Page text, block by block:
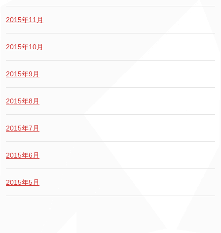
2015年11月
2015年10月
2015年9月
2015年8月
2015年7月
2015年6月
2015年5月